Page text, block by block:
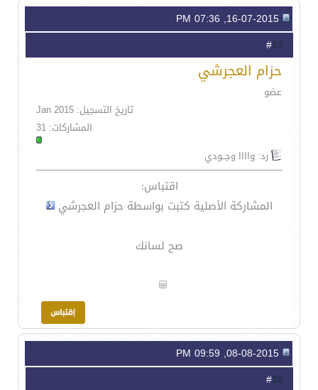
17
حزام العجرشي
عضو
تاريخ التسجيل: Jan 2015
المشاركات: 31
رد: واااا وجــودي
اقتباس:
المشاركة الأصلية كتبت بواسطة حزام العجرشي
صح لسانك
18